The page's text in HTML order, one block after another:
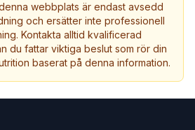
webbplats är endast avsedd
och ersätter inte professionell
Kontakta alltid kvalificerad
du fattar viktiga beslut som rör din
baserat på denna information.